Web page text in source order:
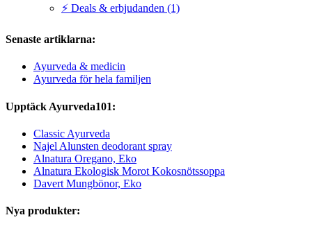
⚡ Deals & erbjudanden (1)
Senaste artiklarna:
Ayurveda & medicin
Ayurveda för hela familjen
Upptäck Ayurveda101:
Classic Ayurveda
Najel Alunsten deodorant spray
Alnatura Oregano, Eko
Alnatura Ekologisk Morot Kokosnötssoppa
Davert Mungbönor, Eko
Nya produkter: